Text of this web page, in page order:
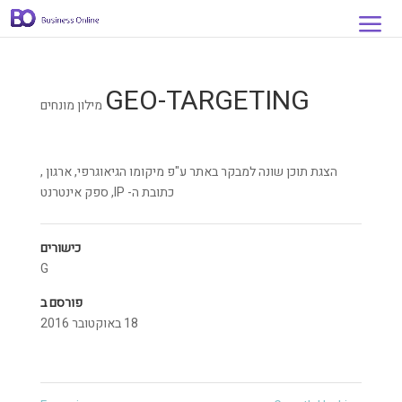
GEO-TARGETING מילון מונחים
הצגת תוכן שונה למבקר באתר ע"פ מיקומו הגיאוגרפי, ארגון ,
כתובת ה- IP, ספק אינטרנט
כישורים
G
פורסם ב
18 באוקטובר 2016